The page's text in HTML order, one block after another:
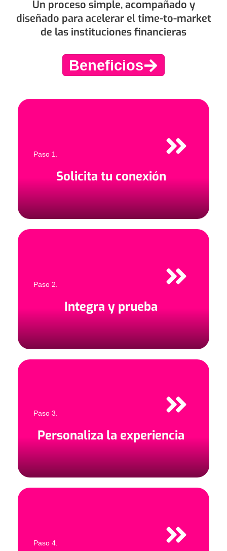
Un proceso simple, acompañado y
diseñado para acelerar el time-to-market
de las instituciones financieras
Beneficios
Paso 1.
Solicita tu conexión
Paso 2.
Integra y prueba
Paso 3.
Personaliza la experiencia
Paso 4.